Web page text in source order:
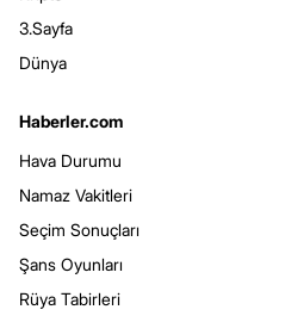
3.Sayfa
Dünya
Haberler.com
Hava Durumu
Namaz Vakitleri
Seçim Sonuçları
Şans Oyunları
Rüya Tabirleri